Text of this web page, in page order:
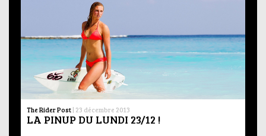
The Rider Post | 23 décembre 2013
LA PINUP DU LUNDI 23/12 !